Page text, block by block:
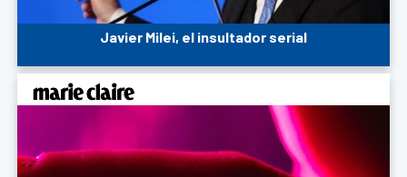
Javier Milei, el insultador serial